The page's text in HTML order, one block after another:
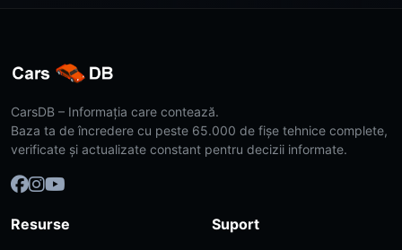
CarsDB – Informația care contează.
Baza ta de încredere cu peste 65.000 de fișe tehnice complete,
verificate și actualizate constant pentru decizii informate.
Resurse Suport